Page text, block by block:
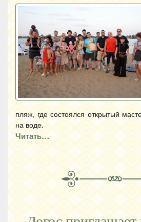
пляж, где состоялся открытый
на воде.
Читать…